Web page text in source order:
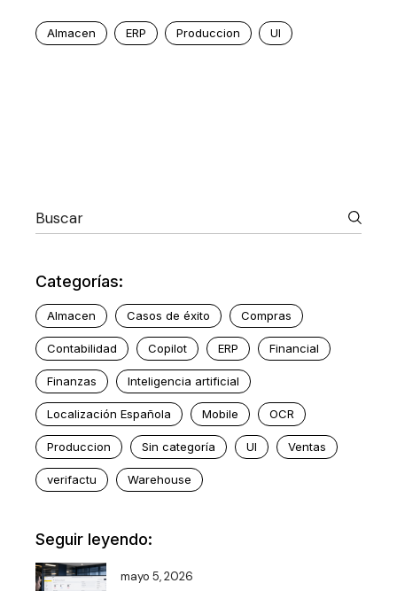
Almacen ERP Produccion UI
Categorías:
Almacen Casos de éxito Compras
Contabilidad Copilot ERP Financial
Finanzas Inteligencia artificial
Localización Española Mobile OCR
Produccion Sin categoría UI Ventas
verifactu Warehouse
Seguir leyendo:
mayo 5, 2026